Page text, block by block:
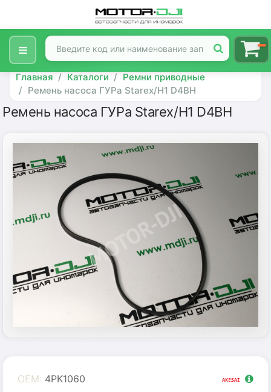
Главная Каталоги
Ремни приводные
Ремень насоса ГУРа Starex/H1 D4BH
Ремень насоса ГУРа Starex/H1 D4BH
OEM: 4PK1060